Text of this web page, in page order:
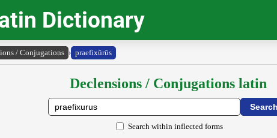
Dictionary
/ Conjugations › praefixūrūs
Declensions / Conjugations latin
Search within inflected forms